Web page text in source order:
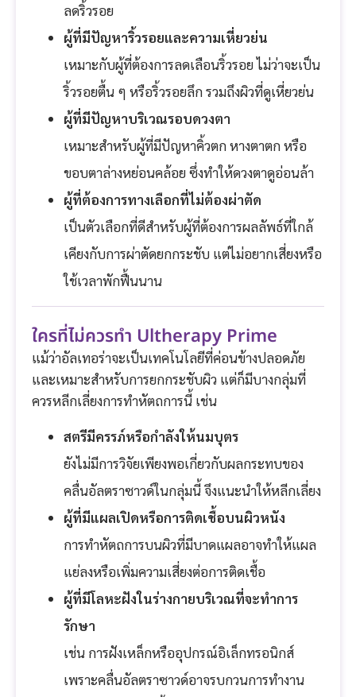
ลดริ้วรอย
ผู้ที่มีปัญหาริ้วรอยและความเหี่ยวย่น
เหมาะกับผู้ที่ต้องการลดเลือนริ้วรอย ไม่ว่าจะเป็น
ริ้วรอยตื้น ๆ หรือริ้วรอยลึก รวมถึงผิวที่ดูเหี่ยวย่น
ผู้ที่มีปัญหาบริเวณรอบดวงตา
เหมาะสำหรับผู้ที่มีปัญหาคิ้วตก หางตาตก หรือ
ขอบตาล่างหย่อนคล้อย ซึ่งทำให้ดวงตาดูอ่อนล้า
ผู้ที่ต้องการทางเลือกที่ไม่ต้องผ่าตัด
เป็นตัวเลือกที่ดีสำหรับผู้ที่ต้องการผลลัพธ์ที่ใกล้
เคียงกับการผ่าตัดยกกระชับ แต่ไม่อยากเสี่ยงหรือ
ใช้เวลาพักฟื้นนาน
ใครที่ไม่ควรทำ Ultherapy Prime
แม้ว่าอัลเทอร่าจะเป็นเทคโนโลยีที่ค่อนข้างปลอดภัย
และเหมาะสำหรับการยกกระชับผิว แต่ก็มีบางกลุ่มที่
ควรหลีกเลี่ยงการทำหัตถการนี้ เช่น
สตรีมีครรภ์หรือกำลังให้นมบุตร
ยังไม่มีการวิจัยเพียงพอเกี่ยวกับผลกระทบของ
คลื่นอัลตราซาวด์ในกลุ่มนี้ จึงแนะนำให้หลีกเลี่ยง
ผู้ที่มีแผลเปิดหรือการติดเชื้อบนผิวหนัง
การทำหัตถการบนผิวที่มีบาดแผลอาจทำให้แผล
แย่ลงหรือเพิ่มความเสี่ยงต่อการติดเชื้อ
ผู้ที่มีโลหะฝังในร่างกายบริเวณที่จะทำการ
รักษา
เช่น การฝังเหล็กหรืออุปกรณ์อิเล็กทรอนิกส์
เพราะคลื่นอัลตราซาวด์อาจรบกวนการทำงาน